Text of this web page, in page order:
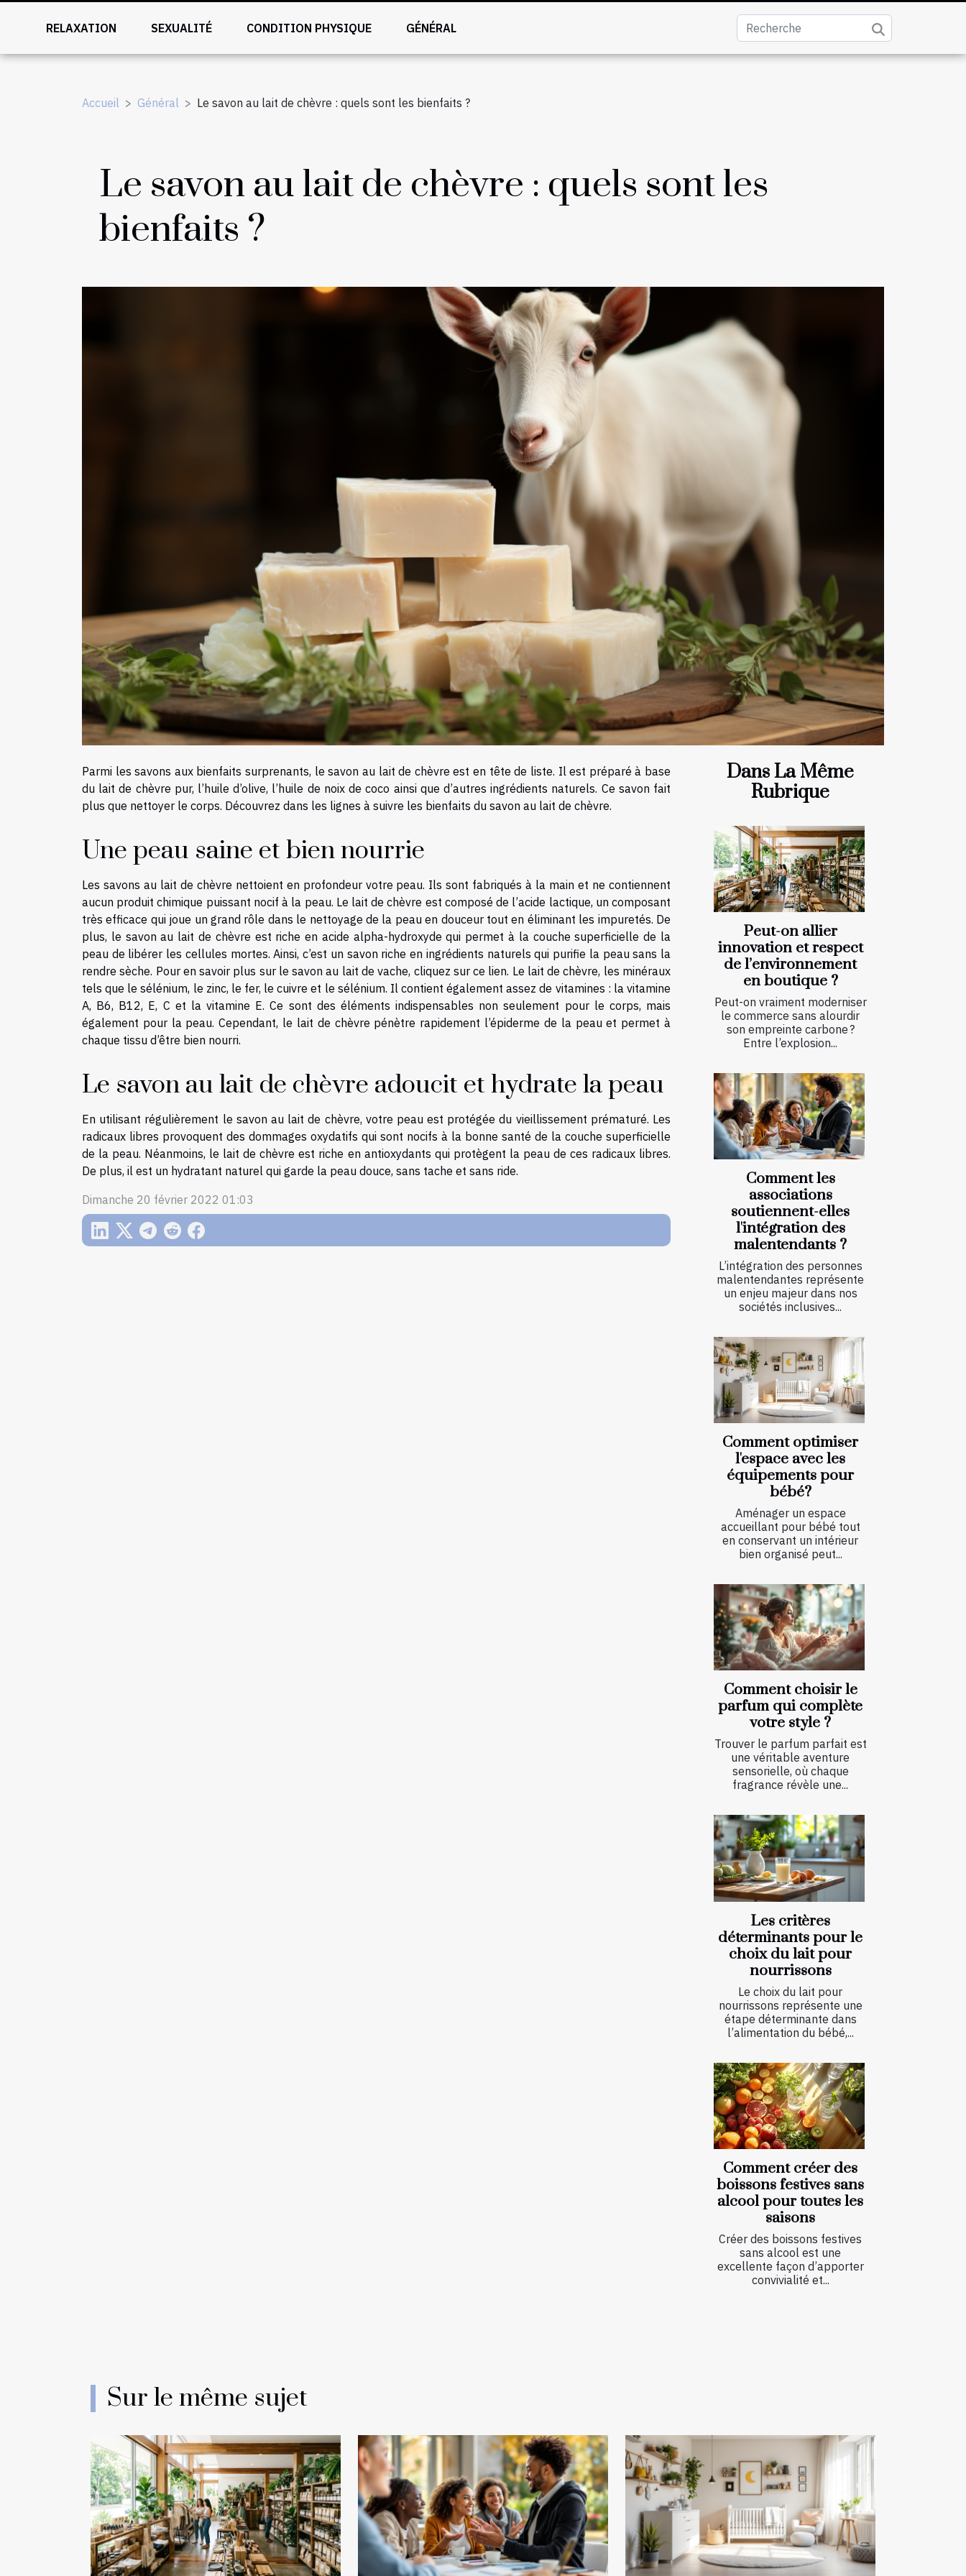
RELAXATION SEXUALITÉ CONDITION PHYSIQUE GÉNÉRAL
Accueil Général Le savon au lait de chèvre : quels sont les bienfaits ?
Le savon au lait de chèvre : quels sont les
bienfaits ?
Parmi les savons aux bienfaits surprenants, le savon au lait de chèvre est en tête de liste. Il est préparé à base
du lait de chèvre pur, l’huile d’olive, l’huile de noix de coco ainsi que d’autres ingrédients naturels. Ce savon fait
plus que nettoyer le corps. Découvrez dans les lignes à suivre les bienfaits du savon au lait de chèvre.
Une peau saine et bien nourrie
Les savons au lait de chèvre nettoient en profondeur votre peau. Ils sont fabriqués à la main et ne contiennent
aucun produit chimique puissant nocif à la peau. Le lait de chèvre est composé de l’acide lactique, un composant
très efficace qui joue un grand rôle dans le nettoyage de la peau en douceur tout en éliminant les impuretés. De
plus, le savon au lait de chèvre est riche en acide alpha-hydroxyde qui permet à la couche superficielle de la
peau de libérer les cellules mortes. Ainsi, c’est un savon riche en ingrédients naturels qui purifie la peau sans la
rendre sèche. Pour en savoir plus sur le savon au lait de vache, cliquez surce lien. Le lait de chèvre, les minéraux
tels que le sélénium, le zinc, le fer, le cuivre et le sélénium. Il contient également assez de vitamines : la vitamine
A, B6, B12, E, C et la vitamine E. Ce sont des éléments indispensables non seulement pour le corps, mais
également pour la peau. Cependant, le lait de chèvre pénètre rapidement l’épiderme de la peau et permet à
chaque tissu d’être bien nourri.
Le savon au lait de chèvre adoucit et hydrate la peau
En utilisant régulièrement le savon au lait de chèvre, votre peau est protégée du vieillissement prématuré. Les
radicaux libres provoquent des dommages oxydatifs qui sont nocifs à la bonne santé de la couche superficielle
de la peau. Néanmoins, le lait de chèvre est riche en antioxydants qui protègent la peau de ces radicaux libres.
De plus, il est un hydratant naturel qui garde la peau douce, sans tache et sans ride.
Dimanche 20 février 2022 01:03
Dans La Même
Rubrique
Peut-on allier
innovation et respect
de l’environnement
en boutique ?
Peut-on vraiment moderniser
le commerce sans alourdir
son empreinte carbone ?
Entre l’explosion...
Comment les
associations
soutiennent-elles
l'intégration des
malentendants ?
L’intégration des personnes
malentendantes représente
un enjeu majeur dans nos
sociétés inclusives...
Comment optimiser
l'espace avec les
équipements pour
bébé?
Aménager un espace
accueillant pour bébé tout
en conservant un intérieur
bien organisé peut...
Comment choisir le
parfum qui complète
votre style ?
Trouver le parfum parfait est
une véritable aventure
sensorielle, où chaque
fragrance révèle une...
Les critères
déterminants pour le
choix du lait pour
nourrissons
Le choix du lait pour
nourrissons représente une
étape déterminante dans
l’alimentation du bébé,...
Comment créer des
boissons festives sans
alcool pour toutes les
saisons
Créer des boissons festives
sans alcool est une
excellente façon d’apporter
convivialité et...
Sur le même sujet